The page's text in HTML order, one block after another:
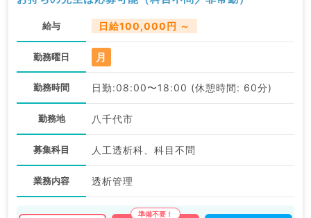
給与 日給100,000円 ～
勤務曜日 月
勤務時間 日勤:08:00〜18:00 (休憩時間: 60分)
勤務地 八千代市
募集科目 人工透析科、科目不問
業務内容 透析管理